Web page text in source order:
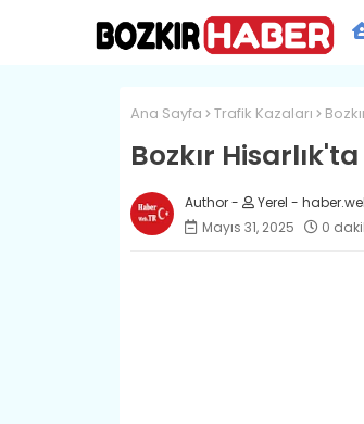
Ana Sayfa Trafik Kazaları
Bozkır
Yerel -
Mayıs 31, 2025
0